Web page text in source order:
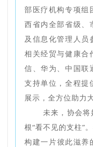
部医疗机构专项组
西省内全部省级、
及信息化管理人员
相关经贸与健康合
信、华为、中国联
支持单位，全程提
展示，全方位助力
未来，协会将始
根“看不见的支柱”
构建一片彼此滋